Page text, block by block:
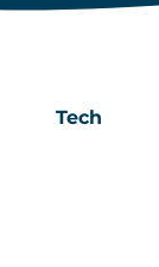
Tech